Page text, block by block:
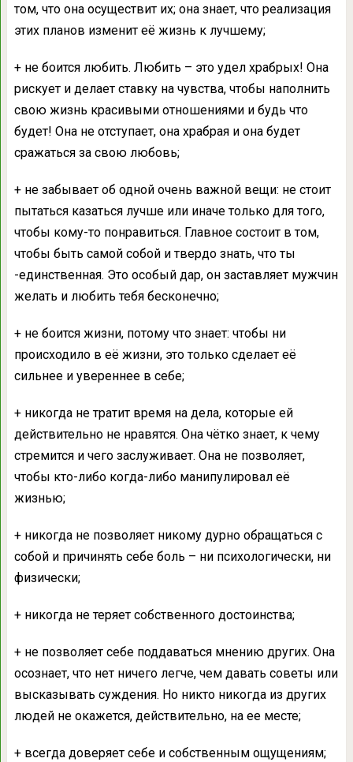
том, что она осуществит их; она знает, что реализация
этих планов изменит её жизнь к лучшему;
+ не боится любить. Любить – это удел храбрых! Она
рискует и делает ставку на чувства, чтобы наполнить
свою жизнь красивыми отношениями и будь что
будет! Она не отступает, она храбрая и она будет
сражаться за свою любовь;
+ не забывает об одной очень важной вещи: не стоит
пытаться казаться лучше или иначе только для того,
чтобы кому-то понравиться. Главное состоит в том,
чтобы быть самой собой и твердо знать, что ты
-единственная. Это особый дар, он заставляет мужчин
желать и любить тебя бесконечно;
+ не боится жизни, потому что знает: чтобы ни
происходило в её жизни, это только сделает её
сильнее и увереннее в себе;
+ никогда не тратит время на дела, которые ей
действительно не нравятся. Она чётко знает, к чему
стремится и чего заслуживает. Она не позволяет,
чтобы кто-либо когда-либо манипулировал её
жизнью;
+ никогда не позволяет никому дурно обращаться с
собой и причинять себе боль – ни психологически, ни
физически;
+ никогда не теряет собственного достоинства;
+ не позволяет себе поддаваться мнению других. Она
осознает, что нет ничего легче, чем давать советы или
высказывать суждения. Но никто никогда из других
людей не окажется, действительно, на ее месте;
+ всегда доверяет себе и собственным ощущениям;